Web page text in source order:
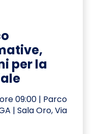
per la
09:00 | Parco
| Sala Oro, Via